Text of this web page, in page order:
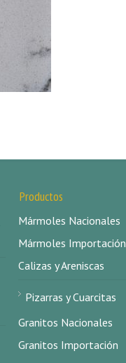
Productos
Mármoles Nacionales
Mármoles Importación
Calizas y Areniscas
Pizarras y Cuarcitas
Granitos Nacionales
Granitos Importación